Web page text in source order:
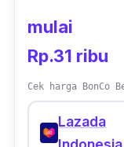
Menariknya
Baby
untuk si kecil.
dalam produk
mulai
Rp.31 ribu
Cek harga BonCo
Lazada